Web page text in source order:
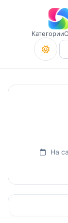
Категории
На